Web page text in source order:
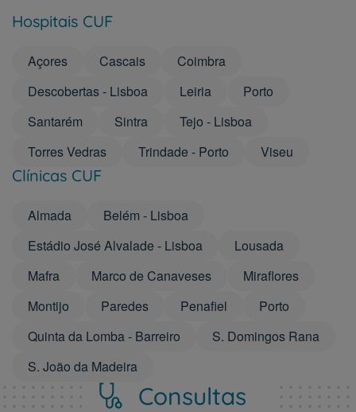
Hospitais CUF
Açores Cascais
Coimbra
Descobertas - Lisboa
Leiria
Porto
Santarém
Sintra
Tejo - Lisboa
Torres Vedras
Trindade - Porto Viseu
Clínicas CUF
Almada
Belém - Lisboa
Estádio José Alvalade - Lisboa
Lousada
Mafra
Marco de Canaveses
Miraflores
Montijo
Paredes Penafiel
Porto
Quinta da Lomba - Barreiro
S. Domingos Rana
S. João da Madeira
Consultas